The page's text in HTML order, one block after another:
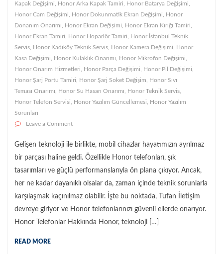
Kapak Değişimi
Honor Arka Kapak Tamiri Honor Batarya Değişimi
Honor Cam Değişimi
Honor Dokunmatik Ekran Değişimi
Honor
Donanım Onarımı
Honor Ekran Değişimi Honor Ekran Kırığı Tamiri
Honor Ekran Tamiri
Honor Hoparlör Tamiri
Honor İstanbul Teknik
Servis Honor Kadıköy Teknik Servis Honor Kamera Değişimi
Honor
Kasa Değişimi
Honor Kulaklık Onarımı Honor Mikrofon Değişimi
Honor Onarım Hizmetleri
Honor Parça Değişimi Honor Pil Değişimi
Honor Şarj Portu Tamiri
Honor Şarj Soket Değişim
Honor Sıvı
Teması Onarımı
Honor Su Hasarı Onarımı Honor Teknik Servis
Honor Telefon Servisi
Honor Yazılım Güncellemesi
Honor Yazılım
Sorunları
Leave a Commenton Honor Telefon Tamiri
Gelişen teknoloji ile birlikte, mobil cihazlar hayatımızın ayrılmaz
bir parçası haline geldi. Özellikle Honor telefonları, şık
tasarımları ve güçlü performanslarıyla ön plana çıkıyor. Ancak,
her ne kadar dayanıklı olsalar da, zaman içinde teknik sorunlarla
karşılaşmak kaçınılmaz olabilir. İşte bu noktada, Tufan İletişim
devreye giriyor ve Honor telefonlarınızı güvenli ellerde onarıyor.
Honor Telefonlar Hakkında Honor, teknoloji […]
READ MORE